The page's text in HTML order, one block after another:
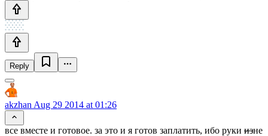
Reply
akzhan Aug 29 2014 at 01:26
все вместе и готовое. за это и я готов заплатить, ибо руки изне